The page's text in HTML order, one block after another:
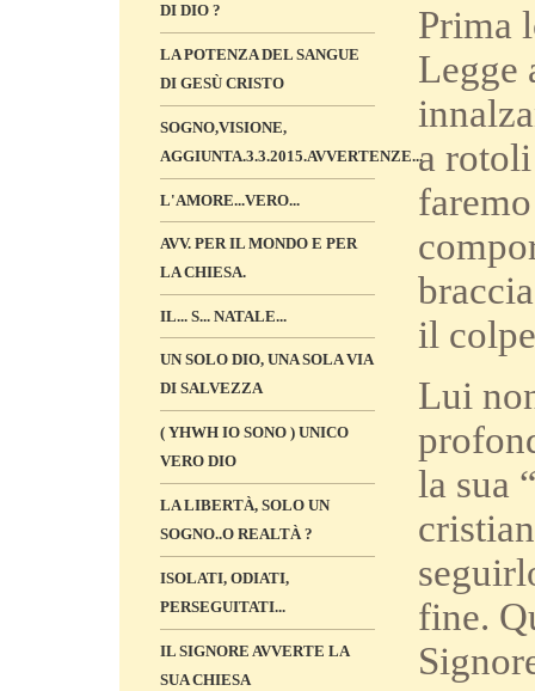
DI DIO ?
LA POTENZA DEL SANGUE
DI GESÙ CRISTO
SOGNO,VISIONE,
AGGIUNTA.3.3.2015.AVVERTENZE...
L'AMORE...VERO...
AVV. PER IL MONDO E PER
LA CHIESA.
IL... S... NATALE...
UN SOLO DIO, UNA SOLA VIA
DI SALVEZZA
( YHWH IO SONO ) UNICO
VERO DIO
LA LIBERTÀ, SOLO UN
SOGNO..O REALTÀ ?
ISOLATI, ODIATI,
PERSEGUITATI...
IL SIGNORE AVVERTE LA
SUA CHIESA
Prima
Legge
a rotoli
il
Lui
la sua
fine.